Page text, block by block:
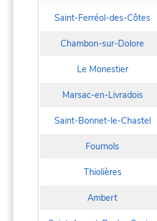
Saint-Ferréol-des-Côtes
Chambon-sur-Dolore
Le Monestier
Marsac-en-Livradois
Saint-Bonnet-le-Chastel
Fournols
Thiolières
Ambert